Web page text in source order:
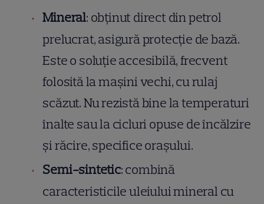
Mineral: obținut direct din petrol
prelucrat, asigură protecție de bază.
Este o soluție accesibilă, frecvent
folosită la mașini vechi, cu rulaj
scăzut. Nu rezistă bine la temperaturi
înalte sau la cicluri opuse de încălzire
și răcire, specifice orașului.
Semi-sintetic: combină
caracteristicile uleiului mineral cu